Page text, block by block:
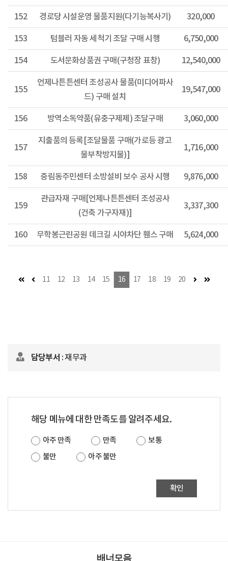
152 경로당 시설운영 물품지원(다기능복사기) 320,000
153 텀블러 자동 세척기 조달 구매 시행 6,750,000
154 도서문화상품권 구매(구청장 표창) 12,540,000
155
언제나튼튼센터 조성공사 물품(미디어파사
드) 구매 설치
19,547,000
156 방역소독약품(유충구제제) 조달구매 3,060,000
157
지출품의 등록[조달물품 구매(가로등 광고
물부착방지물)]
1,716,000
158 중림동주민센터 소방설비 보수 공사 시행 9,876,000
159
관급자재 구매[언제나튼튼센터 조성공사
(건축 가구자재)]
3,337,300
160 무학봉근린공원 데크길 시야차단 휀스 구매 5,624,000
첫 페이지
이전 페이지
11 12 13 14 15 16 17 18 19 20 다음 페이지
마지
담당부서 : 재무과
해당 메뉴에 대한 만족도를 알려주세요.
아주 만족 만족
보통
불만
아주 불만
확인
배너모음